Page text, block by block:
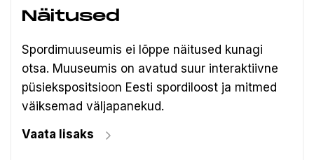
Näitused
Spordimuuseumis ei lõppe näitused kunagi
otsa. Muuseumis on avatud suur interaktiivne
püsiekspositsioon Eesti spordiloost ja mitmed
väiksemad väljapanekud.
Vaata lisaks